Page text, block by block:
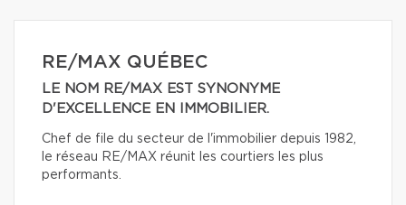
RE/MAX QUÉBEC
LE NOM RE/MAX EST SYNONYME
D'EXCELLENCE EN IMMOBILIER.
Chef de file du secteur de l'immobilier depuis 1982,
le réseau RE/MAX réunit les courtiers les plus
performants.